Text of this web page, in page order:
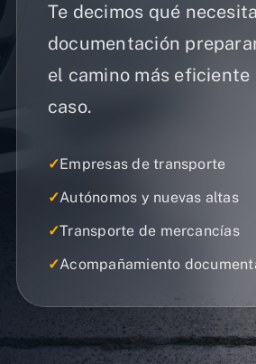
Te decimos qué
documentación
el camino más eficiente
caso.
✓Empresas de transporte
✓Autónomos y nuevas altas
✓Transporte de mercancías
✓Acompañamiento